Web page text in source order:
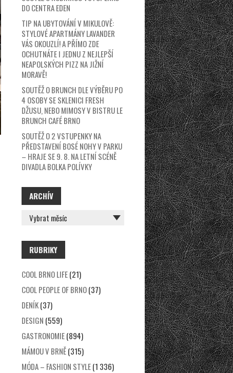
DO CENTRA EDEN
TIP NA UBYTOVÁNÍ V MIKULOVĚ:
STYLOVÉ APARTMÁNY LAVANDER
VÁS OKOUZLÍ! A PŘÍMO ZDE
OCHUTNÁTE I JEDNU Z NEJLEPŠÍ
NEAPOLSKÝCH PIZZ NA JIŽNÍ
MORAVĚ!
SOUTĚŽ O BRUNCH DLE VÝBĚRU PO
4 OSOBY SE SKLENICI FRESH
DŽUSU, NEBO MIMOSY V BISTRU LE
BRUNCH CAFÉ BRNO
SOUTĚŽ O 2 VSTUPENKY NA
PŘEDSTAVENÍ BOSÉ NOHY V PARKU
– HRAJE SE 9. 8. NA LETNÍ SCÉNĚ
DIVADLA BOLKA POLÍVKY
ARCHÍV
ARCHÍV
RUBRIKY
COOL BRNO LIFE(21)
COOL PEOPLE OF BRNO(37)
DENÍK(37)
DESIGN (559)
GASTRONOMIE(894)
MÁMOU V BRNĚ(315)
MÓDA – FASHION STYLE(1 336)